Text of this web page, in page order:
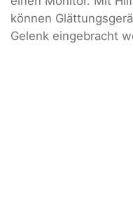
können
Gelenk eingebracht